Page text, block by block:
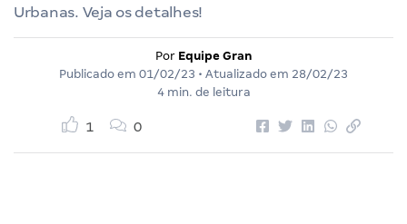
Urbanas. Veja os detalhes!
Por Equipe Gran
Publicado em 01/02/23 • Atualizado em 28/02/23
4 min. de leitura
1 0